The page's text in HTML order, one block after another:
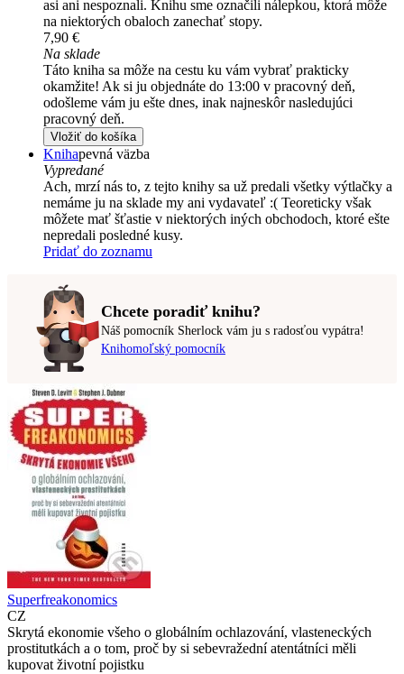
asi ani nespoznali. Knihu sme označili nálepkou, ktorá môže
na niektorých obaloch zanechať stopy.
7,90 €
Na sklade
Táto kniha sa môže na cestu ku vám vybrať prakticky
okamžite! Ak si ju objednáte do 13:00 v pracovný deň,
odošleme vám ju ešte dnes, inak najneskôr nasledujúci
pracovný deň.
Vložiť do košíka
Knihapevná väzba
Vypredané
Ach, mrzí nás to, z tejto knihy sa už predali všetky výtlačky a
nemáme ju na sklade my ani vydavateľ :( Teoreticky však
môžete mať šťastie v niektorých iných obchodoch, ktoré ešte
nepredali posledné kusy.
Pridať do zoznamu
Chcete poradiť knihu?
Náš pomocník Sherlock vám ju s radosťou vypátra!
Knihomoľský pomocník
Superfreakonomics
CZ
Skrytá ekonomie všeho o globálním ochlazování, vlasteneckých
prostitutkách a o tom, proč by si sebevražední atentátníci měli
kupovat životní pojistku